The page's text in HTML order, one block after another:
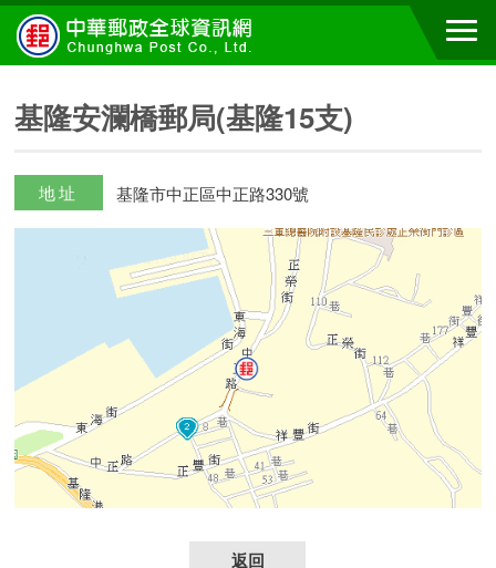
基隆安瀾橋郵局(基隆15支)
地址 基隆市中正區中正路330號